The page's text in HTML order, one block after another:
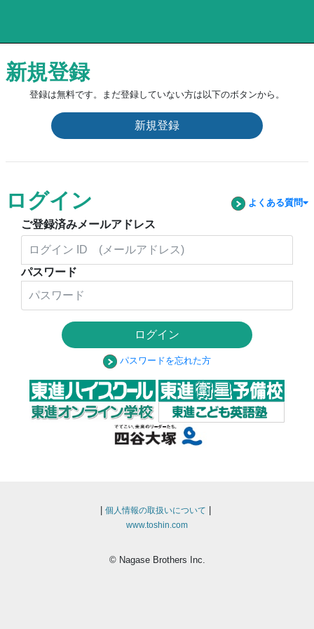
新規登録
登録は無料です。まだ登録していない方は以下のボタンから。
新規登録
ログイン よくある質問
ご登録済みメールアドレス
パスワード
ログイン
パスワードを忘れた方
個人情報の取扱いについて
www.toshin.com
© Nagase Brothers Inc.